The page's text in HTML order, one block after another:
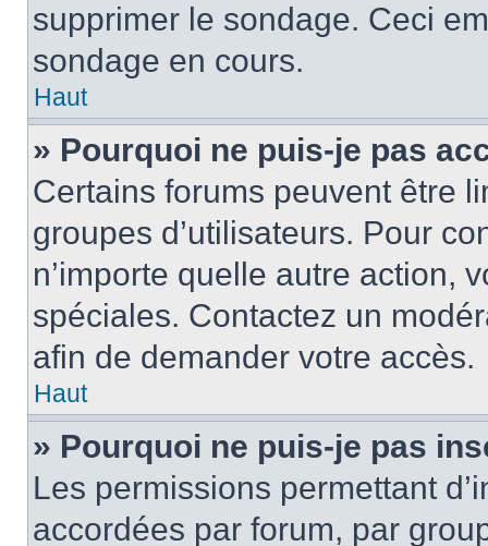
supprimer le sondage. Ceci
sondage en cours.
Haut
» Pourquoi ne puis-je pas
Certains forums peuvent être
groupes d’utilisateurs. Pour
n’importe quelle autre action,
spéciales. Contactez un
afin de demander votre accès.
Haut
» Pourquoi ne puis-je pas
Les permissions permettant
accordées par forum, par